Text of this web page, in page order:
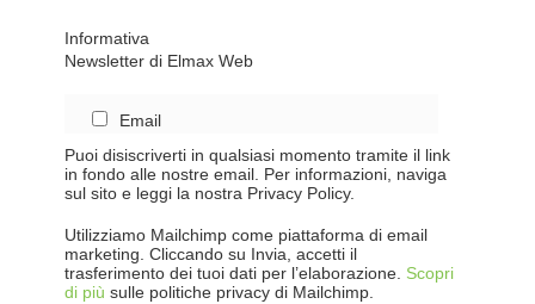
Informativa
Newsletter di Elmax Web
Email
Puoi disiscriverti in qualsiasi momento tramite il link
in fondo alle nostre email. Per informazioni, naviga
sul sito e leggi la nostra Privacy Policy.
Utilizziamo Mailchimp come piattaforma di email
marketing. Cliccando su Invia, accetti il
trasferimento dei tuoi dati per l’elaborazione. Scopri
di più sulle politiche privacy di Mailchimp.